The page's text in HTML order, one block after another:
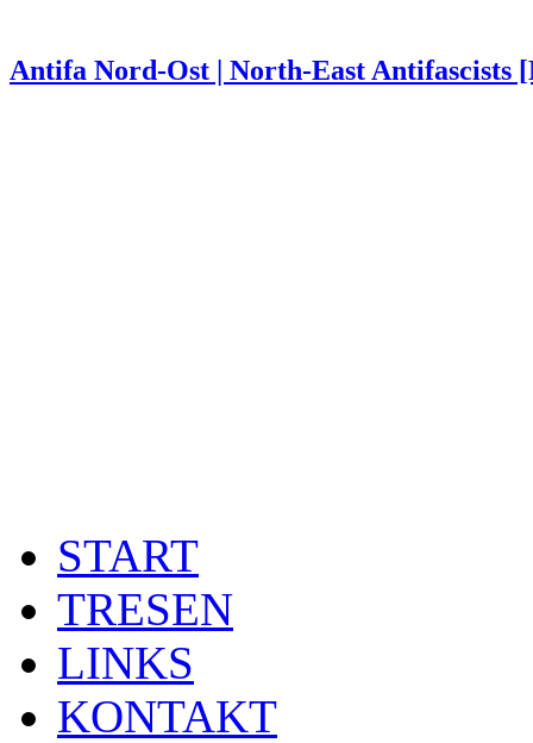
Antifa Nord-Ost | North-East Antifascists
START
TRESEN
LINKS
KONTAKT